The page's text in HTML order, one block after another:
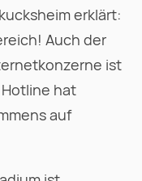
erklärt:
Auch der
ist
hat
auf